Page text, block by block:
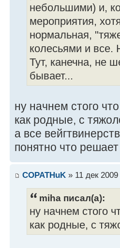
небольшими) и,
мероприятия,
нормальная,
колесьями и все.
Тут, канечна, не
бывает...
ну начнем стого
как родные, с
а все
понятно что
COPATHuK » 11 дек
miha писал(а):
ну начнем стого
как родные, с